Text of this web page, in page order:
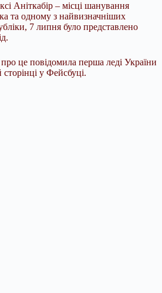
Аніткабір – місці шанування
та одному з найвизначніших
7 липня було представлено
це повідомила перша леді України
у Фейсбуці.